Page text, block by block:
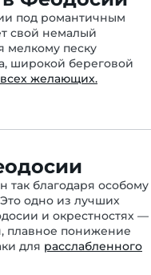
под романтичным
свой немалый
мелкому песку
широкой береговой
желающих.
так благодаря особому
одно из лучших
и окрестностях —
плавное понижение
для расслабленного